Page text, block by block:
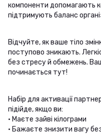
компоненти допомагають
підтримують баланс
Відчуйте, як ваше тіло
поступово зникають.
без стресу й обмежень.
починається тут!
Набір для активації
підійде, якщо ви:
• Маєте зайві кілограми
• Бажаєте знизити вагу